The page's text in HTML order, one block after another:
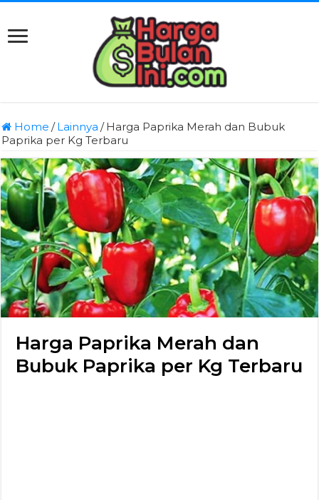
Home /Lainnya /Harga Paprika Merah dan Bubuk
Paprika per Kg Terbaru
Harga Paprika Merah dan
Bubuk Paprika per Kg Terbaru